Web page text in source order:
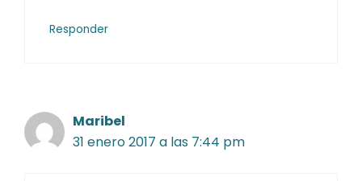
Responder
Maribel
31 enero 2017 a las 7:44 pm